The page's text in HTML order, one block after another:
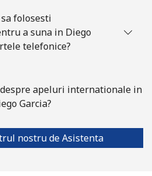
folosesti
a suna in Diego
telefonice?
apeluri internationale in
Garcia?
nostru de Asistenta